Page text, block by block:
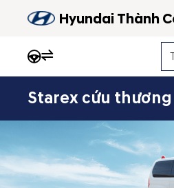
Hyundai Thành
Starex cứu thương